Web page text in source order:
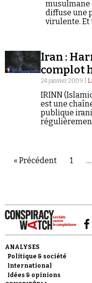
musulmane
diffuse une
virulente. Et
Iran :
complot
24 janvier 2009 |
IRINN
est une
publique
« Précédent
1 …
ANALYSES
Politique & société
International
Idées & opinions